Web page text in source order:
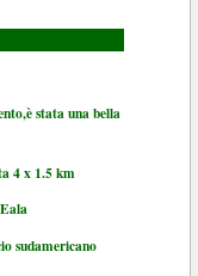
stata una bella
4 x 1.5 km
sudamericano